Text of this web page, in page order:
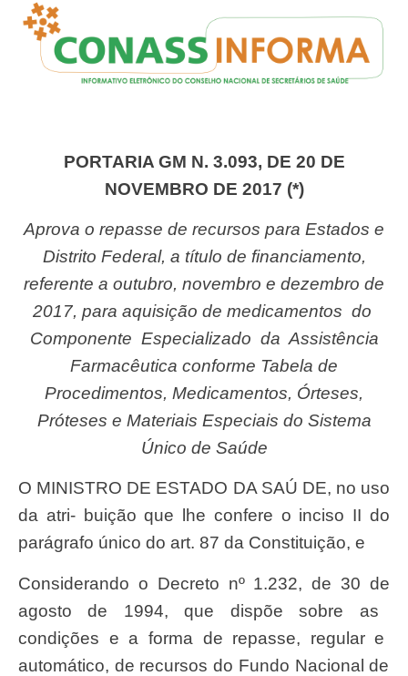
PORTARIA GM N. 3.093, DE 20 DE
NOVEMBRO DE 2017 (*)
Aprova o repasse de recursos para Estados e
Distrito Federal, a título de financiamento,
referente a outubro, novembro e dezembro de
2017, para aquisição de medicamentos do
Componente Especializado da Assistência
Farmacêutica conforme Tabela de
Procedimentos, Medicamentos, Órteses,
Próteses e Materiais Especiais do Sistema
Único de Saúde
MINISTRO DE ESTADO DA SAÚ DE, no uso
da atri- buição que lhe confere o inciso II do
parágrafo único do art. 87 da Constituição, e
Considerando o Decreto nº1.232, de 30 de
agosto de 1994, que dispõe sobre as
condições e a forma de repasse, regular e
automático, de recursosdo Fundo Naciona lde